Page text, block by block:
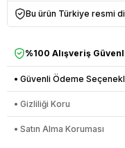
Bu ürün Türkiye resmi
%100 Alışveriş
• Güvenli Ödeme
• Gizliliği Koru
• Satın Alma Koruması